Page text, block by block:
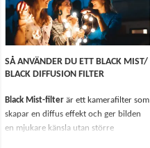
SÅ ANVÄNDER DU ETT BLACK MIST/
BLACK DIFFUSION FILTER
Black Mist-filter är ett kamerafilter som
skapar en diffus effekt och ger bilden
en mjukare känsla utan större